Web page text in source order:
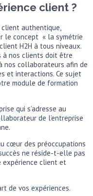
client ?
authentique,
le concept « la symétrie
H2H à tous niveaux.
à nos clients doit être
nos collaborateurs afin de
et interactions. Ce sujet
module de formation
qui s’adresse au
de l’entreprise
cœur des préoccupations
ne réside-t-elle pas
expérience client et
de vos expériences.